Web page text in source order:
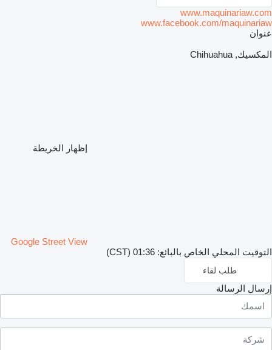
www.maquinariaw.com
www.facebook.com/maquinariaw
عنوان
المكسيك, Chihuahua
إظهار الخريطة
Google Street View
التوقيت المحلي الخاص بالبائع: 01:36 (CST)
طلب لقاء
إرسال الرسالة